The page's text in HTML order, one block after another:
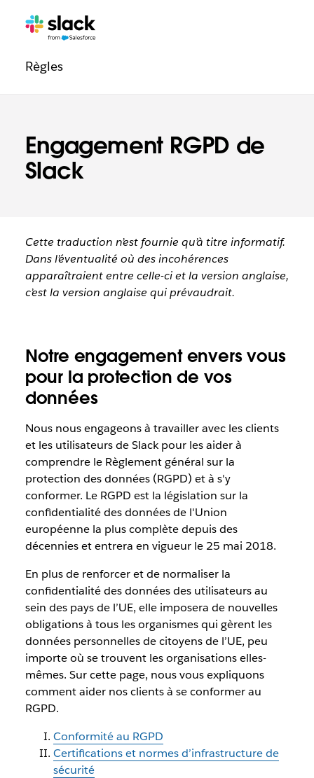
Engagement RGPD de
Slack
Navigation
Pages
Règlessupplémentaires
Cette traduction n’est fournie qu’à titre informatif.
Dans l’éventualité où des incohérences
apparaîtraient entre celle-ci et la version anglaise,
c’est la version anglaise qui prévaudrait.
Notre engagement envers vous
pour la protection de vos
données
Nous nous engageons à travailler avec les clients
et les utilisateurs de Slack pour les aider à
comprendre le Règlement général sur la
protection des données (RGPD) et à s'y
conformer. Le RGPD est la législation sur la
confidentialité des données de l'Union
européenne la plus complète depuis des
décennies et entrera en vigueur le 25 mai 2018.
En plus de renforcer et de normaliser la
confidentialité des données des utilisateurs au
sein des pays de l’UE, elle imposera de nouvelles
obligations à tous les organismes qui gèrent les
données personnelles de citoyens de l’UE, peu
importe où se trouvent les organisations elles-
mêmes. Sur cette page, nous vous expliquons
comment aider nos clients à se conformer au
RGPD.
Conformité au RGPD
Certifications et normes d’infrastructure de
sécurité